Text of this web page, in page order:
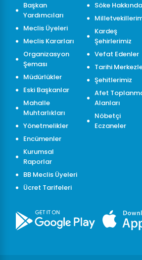
Başkan
Yardımcıları
Meclis Üyeleri
Meclis Kararları
Organizasyon
Şeması
Müdürlükler
Eski Başkanlar
Mahalle
Muhtarlıkları
Yönetmelikler
Encümenler
Kurumsal
Raporlar
BB Meclis Üyeleri
Ücret Tarifeleri
Söke Hakkında
Kardeş
Şehirlerimiz
Vefat Edenler
Tarihi
Şehitlerimiz
Afet
Alanları
Nöbetçi
Eczaneler